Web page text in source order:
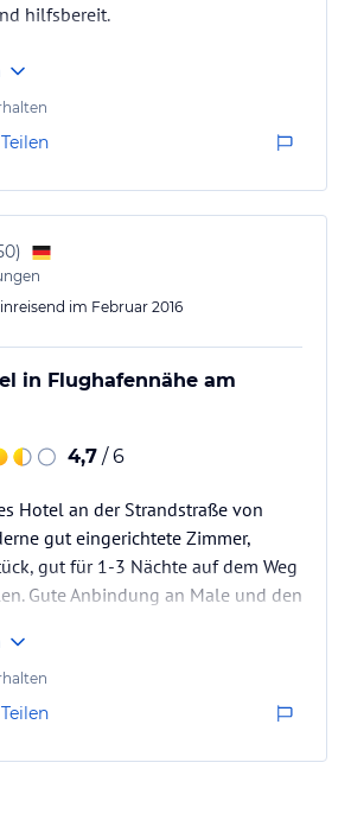
hilfsbereit.
Teilen
)
im Februar 2016
in Flughafennähe am
4,7 / 6
Hotel an der Strandstraße von
gut eingerichtete Zimmer,
gut für 1-3 Nächte auf dem Weg
Gute Anbindung an Male und den
Teilen